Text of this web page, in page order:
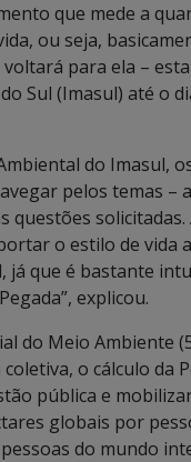
que mede a
ou seja,
para ela –
Sul (Imasul) até o
do Imasul,
pelos temas –
solicitadas.
o estilo de vida
que é bastante
explicou.
do Meio Ambiente
o cálculo da
pública e
globais por
do mundo